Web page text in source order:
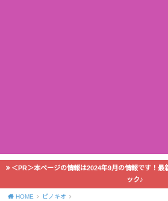
＜PR＞本ページの情報は2024年9月の情報です！最
ック♪
HOME ピノキオ